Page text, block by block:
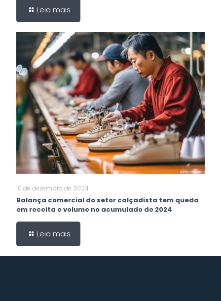
Leia mais
10 de dezembro de 2024
Balança comercial do setor calçadista tem queda
em receita e volume no acumulado de 2024
Leia mais